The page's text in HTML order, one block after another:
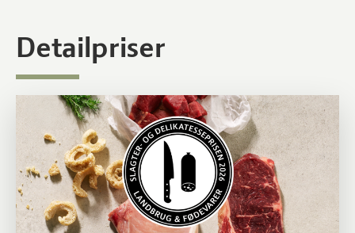
Detailpriser
Læs mere om Slagter- og Delikatesseprisen